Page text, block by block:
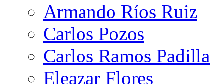
Armando Ríos Ruiz
Carlos Pozos
Carlos Ramos Padilla
Eleazar Flores